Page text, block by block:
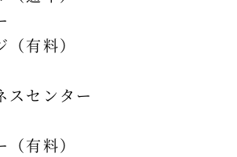
（有料）
スセンター
（有料）